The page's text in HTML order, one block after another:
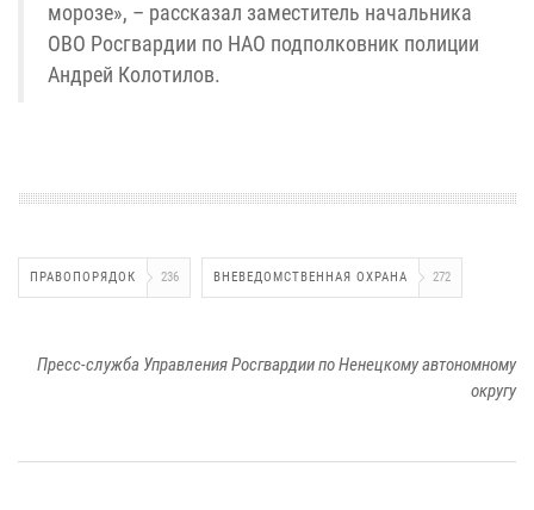
морозе», – рассказал заместитель начальника
ОВО Росгвардии по НАО подполковник полиции
Андрей Колотилов.
ПРАВОПОРЯДОК 236 ВНЕВЕДОМСТВЕННАЯ ОХРАНА 272
Пресс-служба Управления Росгвардии по Ненецкому автономному
округу